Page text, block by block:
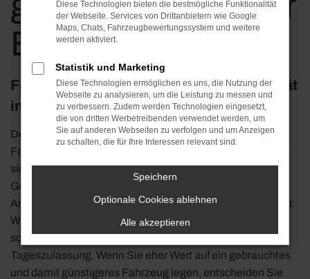
Berlin kaufen
Fiat 500X – die ideale Lösung für Mobilität
in Frankfurt am Main
Der Fiat 500X passt immer. Insbesondere, wenn es um
Fahrten in Frankfurt am Main und Umgebung geht, eignet
sich dieses Fahrzeug perfekt. Vor allem in der aktuellen
Generation unterstreicht der Hersteller seinen enormen
Anspruch und legt ein Fahrzeug voller Besonderheiten vor.
Wir von Klos Automobile bieten Ihnen den Fiat 500X
sowohl als Neuwagen als auch als günstige
Tageszulassung. Wenn Sie eher Wert auf ein gebrauchtes
und damit günstigeres Fahrzeug legen, entscheiden Sie
Diese Technologien bieten die bestmögliche Funktionalität
der Webseite. Services von Drittanbietern wie Google
Maps, Chats, Fahrzeugbewertungssystem und weitere
werden aktiviert.
Statistik und Marketing
Diese Technologien ermöglichen es uns, die Nutzung der
Webseite zu analysieren, um die Leistung zu messen und
zu verbessern. Zudem werden Technologien eingesetzt,
die von dritten Werbetreibenden verwendet werden, um
Sie auf anderen Webseiten zu verfolgen und um Anzeigen
zu schalten, die für Ihre Interessen relevant sind.
Speichern
Optionale Cookies ablehnen
Alle akzeptieren